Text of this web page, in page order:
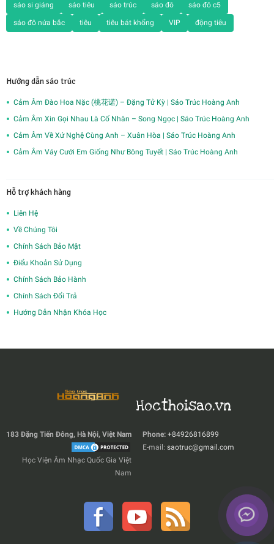
sáo si giáng sáo tiêu sáo trúc sáo đô sáo đô c5
sáo đô nứa bắc tiêu tiêu bát khổng VIP động tiêu
Hướng dẫn sáo trúc
Cảm Âm Đào Hoa Nặc (桃花诺) – Đặng Tử Kỳ | Sáo Trúc Hoàng Anh
Cảm Âm Xin Gọi Nhau Là Cố Nhân – Song Ngọc | Sáo Trúc Hoàng Anh
Cảm Âm Về Xứ Nghệ Cùng Anh – Xuân Hòa | Sáo Trúc Hoàng Anh
Cảm Âm Váy Cưới Em Giống Như Bông Tuyết | Sáo Trúc Hoàng Anh
Hỗ trợ khách hàng
Liên Hệ
Về Chúng Tôi
Chính Sách Bảo Mật
Điểu Khoản Sử Dụng
Chính Sách Bảo Hành
Chính Sách Đổi Trả
Hướng Dẫn Nhận Khóa Học
Hocthoisao.vn
Phone: +84926816899
E-mail: saotruc@gmail.com
183 Đặng Tiến Đông, Hà Nội, Việt Nam
Học Viện Âm Nhạc Quốc Gia Việt
Nam